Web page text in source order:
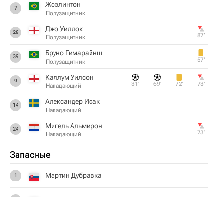
7 Жоэлинтон
Полузащитник
28 Джо Уиллок
Полузащитник 87‎’‎
39 Бруно Гимарайнш
Полузащитник 57‎’‎
9 Каллум Уилсон
Нападающий 31‎’‎ 69‎’‎ 72‎’‎ 73‎’‎
14 Александер Исак
Нападающий
24 Мигель Альмирон
Нападающий 73‎’‎
Запасные
1 Мартин Дубравка